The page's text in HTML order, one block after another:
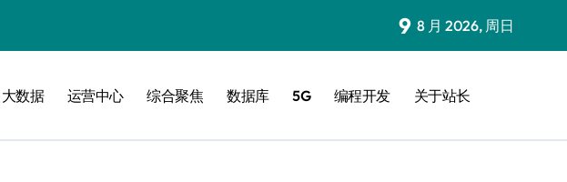
9 8 月 2026, 周日
大数据 运营中心 综合聚焦 数据库 5G 编程开发 关于站长